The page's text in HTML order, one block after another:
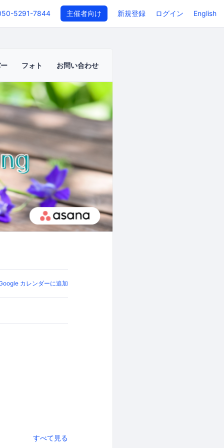
5291-7844 主催者向け 新規登録 ログイン English
フォト お問い合わせ
カレンダーに追加
すべて見る